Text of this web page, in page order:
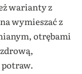
warianty z
wymieszać z
otrębami